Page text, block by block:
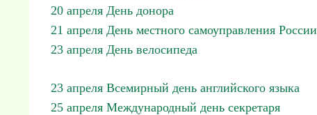
20 апреля День донора
21 апреля День местного самоуправления России
23 апреля День велосипеда
23 апреля Всемирный день английского языка
25 апреля Международный день секретаря